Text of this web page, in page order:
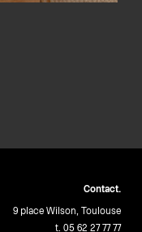
Contact.
9 place Wilson, Toulouse
t. 05 62 27 77 77